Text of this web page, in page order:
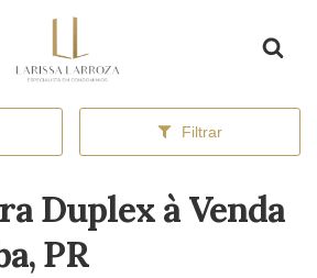
Filtrar
Duplex à Venda
PR